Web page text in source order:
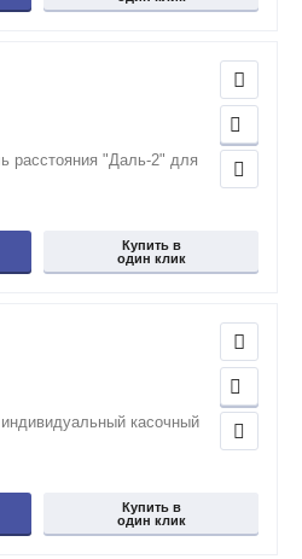
расстояния "Даль-2" для
Купить в
один клик
касочный
Купить в
один клик